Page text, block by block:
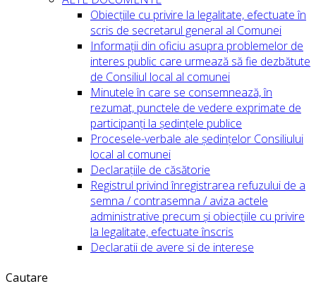
Obiecțiile cu privire la legalitate, efectuate în
scris de secretarul general al Comunei
Informații din oficiu asupra problemelor de
interes public care urmează să fie dezbătute
de Consiliul local al comunei
Minutele în care se consemnează, în
rezumat, punctele de vedere exprimate de
participanți la ședințele publice
Procesele-verbale ale ședințelor Consiliului
local al comunei
Declarațiile de căsătorie
Registrul privind înregistrarea refuzului de a
semna / contrasemna / aviza actele
administrative precum și obiecțiile cu privire
la legalitate, efectuate înscris
Declaratii de avere si de interese
Cautare